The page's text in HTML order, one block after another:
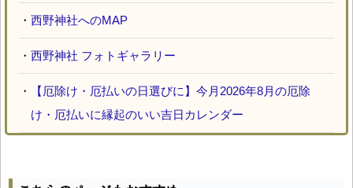
・ 西野神社へのMAP
・ 西野神社 フォトギャラリー
・
【厄除け・厄払いの日選びに】今月2026年8月の厄除
け・厄払いに縁起のいい吉日カレンダー